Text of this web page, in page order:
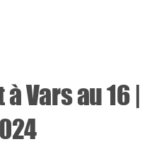
Vars au 16 |